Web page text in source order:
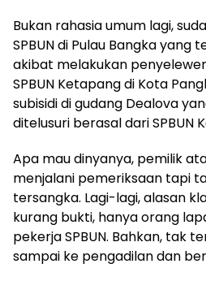
Bukan rahasia umum lagi,
SPBUN di Pulau Bangka yang
akibat melakukan
SPBUN Ketapang di Kota
subisidi di gudang Dealova
ditelusuri berasal dari SPBUN
Apa mau dinyanya, pemilik
menjalani pemeriksaan tapi
tersangka. Lagi-lagi, alasan
kurang bukti, hanya orang
pekerja SPBUN. Bahkan, tak
sampai ke pengadilan dan